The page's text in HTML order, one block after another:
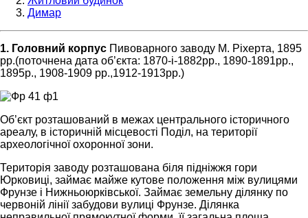
Димар
1. Головний корпус Пивоварного заводу М. Ріхерта, 1895
рр.(поточнена дата об’єкта: 1870-і-1882рр., 1890-1891рр.,
1895р., 1908-1909 рр.,1912-1913рр.)
Об’єкт розташований в межах центрального історичного
ареалу, в історичній місцевості Поділ, на території
археологічної охоронної зони.
Територія заводу розташована біля підніжжя гори
Юрковиці, займає майже кутове положення між вулицями
Фрунзе і Нижньоюрківської. Займає земельну ділянку по
червоній лінії забудови вулиці Фрунзе. Ділянка